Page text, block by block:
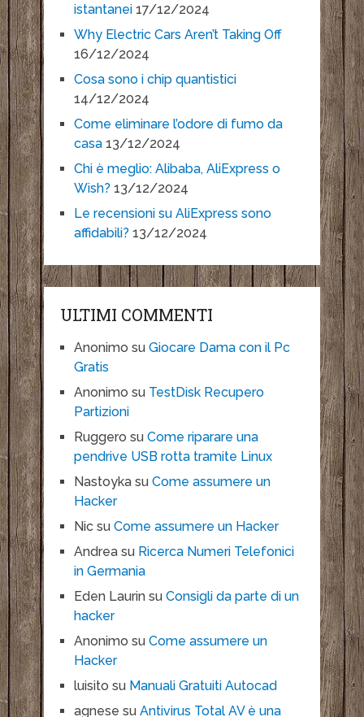
istantanei 17/12/2024
Why Electric Cars Aren’t Taking Off
16/12/2024
Cosa sono i chip quantistici
14/12/2024
Come eliminare l’odore di fumo da
casa 13/12/2024
Chi è meglio: Alibaba, AliExpress o
Wish? 13/12/2024
Le recensioni su AliExpress sono
affidabili? 13/12/2024
ULTIMI COMMENTI
Anonimo su Giocare Dama con il Pc
Gratis
Anonimo su TestDisk Recupero
Partizioni
Ruggero su Come riparare una
pendrive USB rotta tramite Linux
Nastoykasu Come assumere un
Hacker
Nicsu Come assumere un Hacker
Andreasu Ricerca Numeri Telefonici
in Germania
Eden Laurinsu Consigli da parte di un
hacker
Anonimo su Come assumere un
Hacker
luisito su Manuali Gratuiti Autocad
agnese su Antivirus Total AV è una